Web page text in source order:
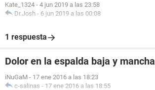
Kate_1324 - 4 jun 2019 a las 23:58
Dr.Josh - 6 jun 2019 a las 00:08
1 respuesta
Dolor en la espalda baja y mancha
iNuGaM - 17 ene 2016 a las 18:23
c-salinas - 17 ene 2016 a las 18:55